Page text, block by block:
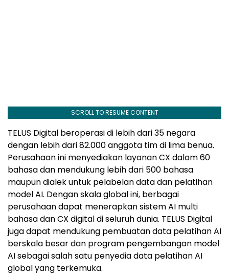
SCROLL TO RESUME CONTENT
TELUS Digital beroperasi di lebih dari 35 negara
dengan lebih dari 82.000 anggota tim di lima benua.
Perusahaan ini menyediakan layanan CX dalam 60
bahasa dan mendukung lebih dari 500 bahasa
maupun dialek untuk pelabelan data dan pelatihan
model AI. Dengan skala global ini, berbagai
perusahaan dapat menerapkan sistem AI multi
bahasa dan CX digital di seluruh dunia. TELUS Digital
juga dapat mendukung pembuatan data pelatihan AI
berskala besar dan program pengembangan model
AI sebagai salah satu penyedia data pelatihan AI
global yang terkemuka.